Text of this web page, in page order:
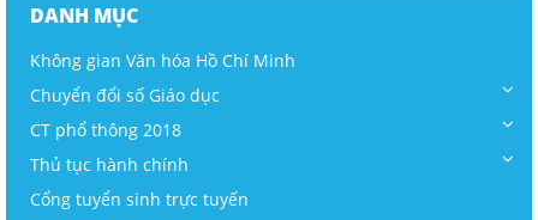
DANH MỤC
Không gian Văn hóa Hồ Chí Minh
Chuyển đổi số Giáo dục
CT phổ thông 2018
Thủ tục hành chính
Cổng tuyển sinh trực tuyến